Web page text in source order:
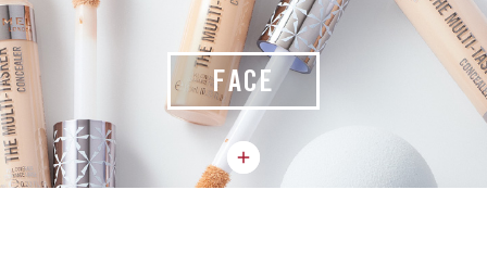
FACE